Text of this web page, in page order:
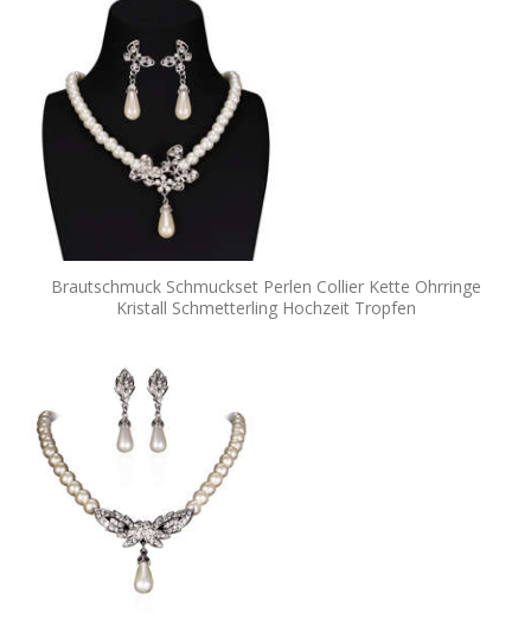
Brautschmuck Schmuckset Perlen Collier Kette Ohrringe
Kristall Schmetterling Hochzeit Tropfen